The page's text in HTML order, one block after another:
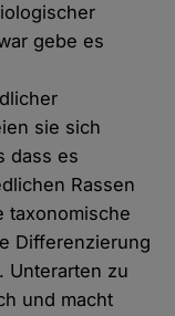
gebe es
sie sich
dass es
Rassen
taxonomische
Differenzierung
Unterarten zu
und macht